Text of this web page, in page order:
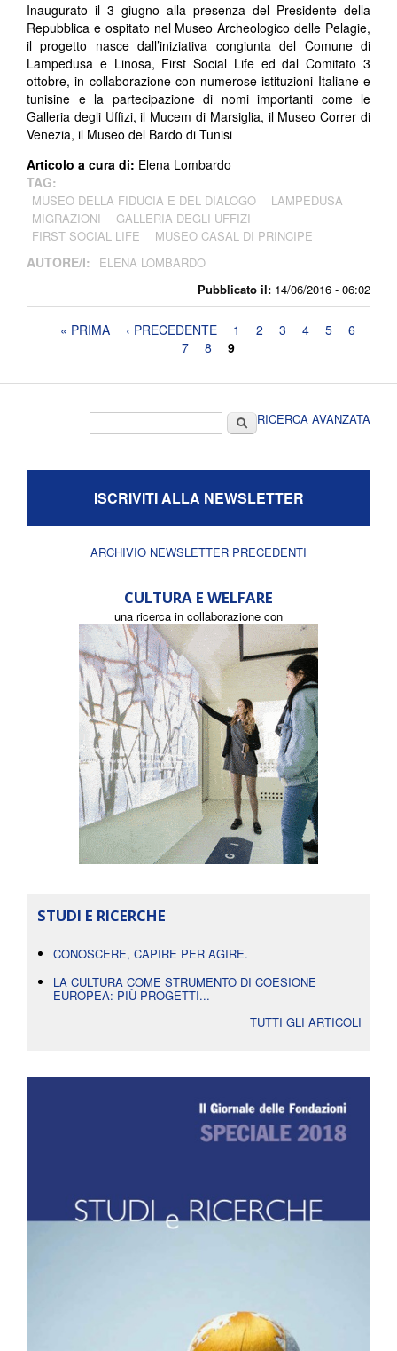
Pubblicato il: 14/06/2016 - 06:02
Inaugurato il 3 giugno alla presenza del Presidente della
Repubblica e ospitato nel Museo Archeologico delle Pelagie,
il progetto nasce dall’iniziativa congiunta del Comune di
Lampedusa e Linosa, First Social Life ed dal Comitato 3
ottobre, in collaborazione con numerose istituzioni Italiane e
tunisine e la partecipazione di nomi importanti come le
Galleria degli Uffizi, il Mucem di Marsiglia, il Museo Correr di
Venezia, il Museo del Bardo di Tunisi
Articolo a cura di: Elena Lombardo
TAG:
MUSEO DELLA FIDUCIA E DEL DIALOGO
LAMPEDUSA
MIGRAZIONI
GALLERIA DEGLI UFFIZI
FIRST SOCIAL LIFE
MUSEO CASAL DI PRINCIPE
AUTORE/I: ELENA LOMBARDO
Pagine« PRIMA ‹ PRECEDENTE 1 2 3 4 5
6
7
8 9
CercaRICERCA AVANZATA
ISCRIVITI ALLA NEWSLETTER
ARCHIVIO NEWSLETTER PRECEDENTI
CULTURA E WELFARE
una ricerca in collaborazione con
STUDI E RICERCHE
CONOSCERE, CAPIRE PER AGIRE.
LA CULTURA COME STRUMENTO DI COESIONE
EUROPEA: PIÙ PROGETTI...
TUTTI GLI ARTICOLI